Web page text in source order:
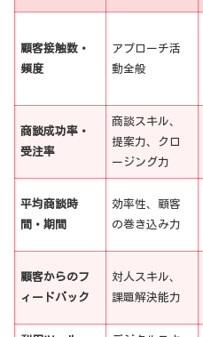
顧客接触数・
頻度
アプローチ活
動全般
商談成功率・
受注率
商談スキル、
提案力、クロ
ージング力
平均商談時
間・期間
効率性、顧客
の巻き込み力
顧客からのフ
ィードバック
対人スキル、
課題解決能力